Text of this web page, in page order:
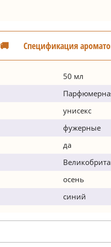
Спецификация
50 мл
унисекс
фужерные
да
осень
синий